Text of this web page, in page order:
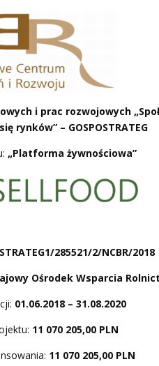
i prac rozwojowych
rynków” – GOSPOSTRATEG
„Platforma żywnościowa”
285521/2/NCBR/2018
Ośrodek Wsparcia
01.06.2018 – 31.08.2020
11 070 205,00 PLN
11 070 205,00 PLN